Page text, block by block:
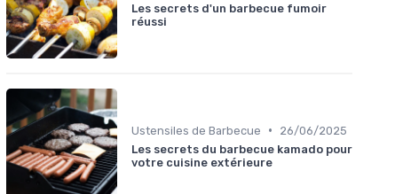
Les secrets d'un barbecue fumoir
réussi
Ustensiles de Barbecue •
26/06/2025
Les secrets du barbecue kamado pour
votre cuisine extérieure